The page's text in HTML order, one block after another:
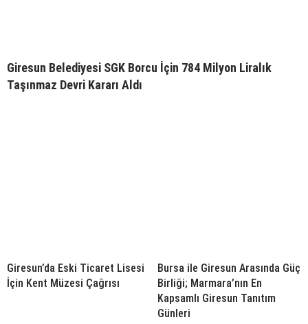
Giresun Belediyesi SGK Borcu İçin 784 Milyon Liralık
Taşınmaz Devri Kararı Aldı
Giresun’da Eski Ticaret Lisesi
İçin Kent Müzesi Çağrısı
Bursa ile Giresun Arasında Güç
Birliği; Marmara’nın En
Kapsamlı Giresun Tanıtım
Günleri